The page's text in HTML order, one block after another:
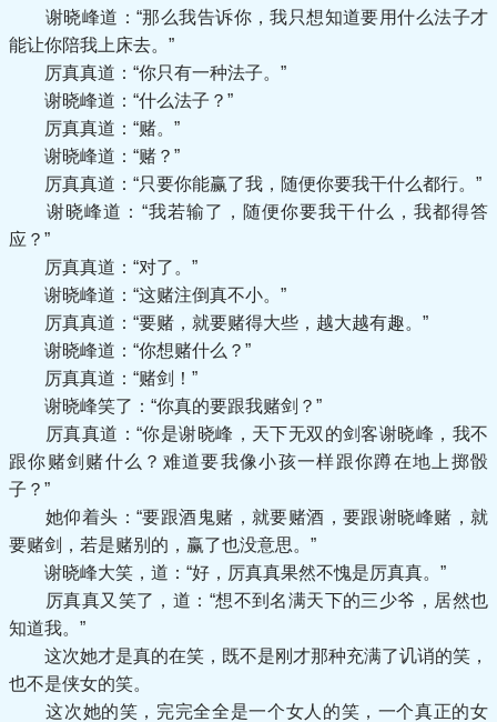
谢晓峰道：“那么我告诉你，我只想知道要用什么法子才
能让你陪我上床去。”
厉真真道：“你只有一种法子。”
谢晓峰道：“什么法子？”
厉真真道：“赌。”
谢晓峰道：“赌？”
厉真真道：“只要你能赢了我，随便你要我干什么都行。”
谢晓峰道：“我若输了，随便你要我干什么，我都得答
应？”
厉真真道：“对了。”
谢晓峰道：“这赌注倒真不小。”
厉真真道：“要赌，就要赌得大些，越大越有趣。”
谢晓峰道：“你想赌什么？”
厉真真道：“赌剑！”
谢晓峰笑了：“你真的要跟我赌剑？”
厉真真道：“你是谢晓峰，天下无双的剑客谢晓峰，我不
跟你赌剑赌什么？难道要我像小孩一样跟你蹲在地上掷骰
子？”
她仰着头：“要跟酒鬼赌，就要赌酒，要跟谢晓峰赌，就
要赌剑，若是赌别的，赢了也没意思。”
谢晓峰大笑，道：“好，厉真真果然不愧是厉真真。”
厉真真又笑了，道：“想不到名满天下的三少爷，居然也
知道我。”
这次她才是真的在笑，既不是刚才那种充满了讥诮的笑，
也不是侠女的笑。
这次她的笑，完完全全是一个女人的笑，一个真正的女